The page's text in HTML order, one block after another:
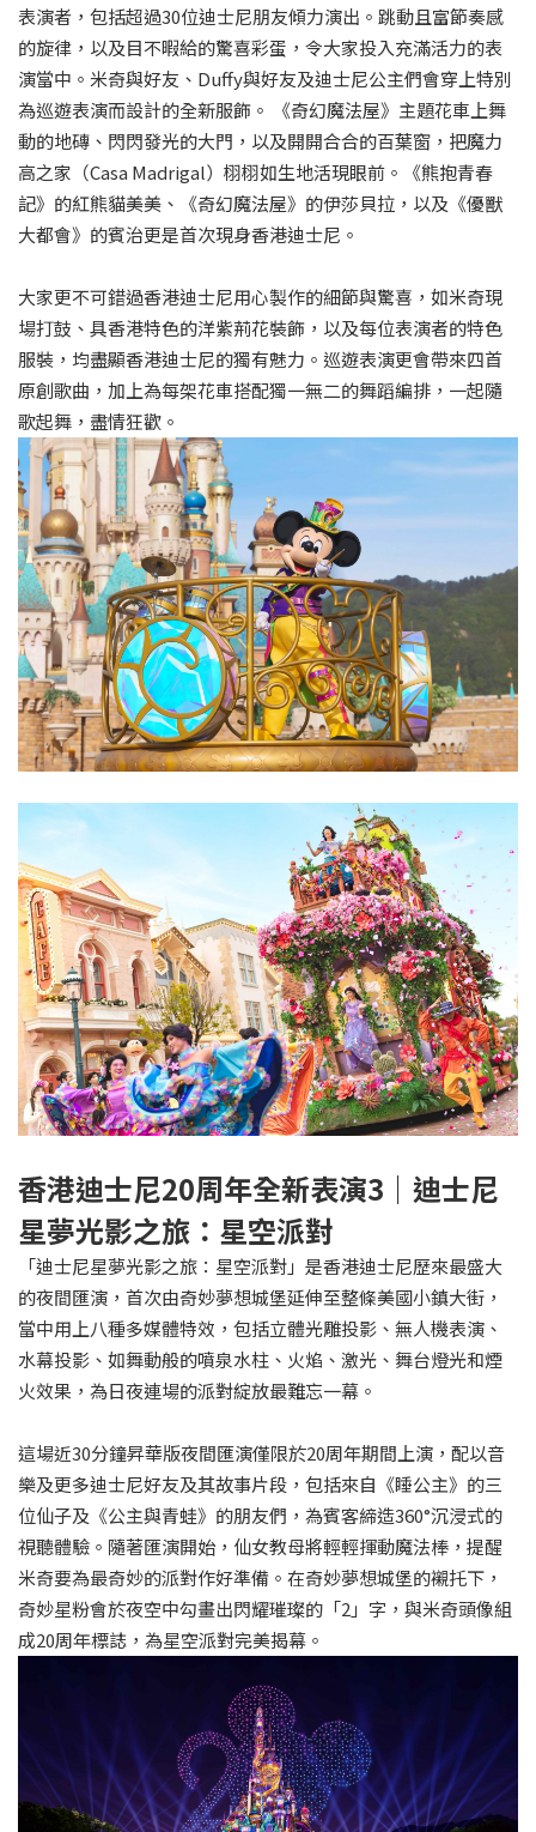
表演者，包括超過30位迪士尼朋友傾力演出。跳動且富節奏感
的旋律，以及目不暇給的驚喜彩蛋，令大家投入充滿活力的表
演當中。米奇與好友、Duffy與好友及迪士尼公主們會穿上特別
為巡遊表演而設計的全新服飾。 《奇幻魔法屋》主題花車上舞
動的地磚、閃閃發光的大門，以及開開合合的百葉窗，把魔力
高之家（Casa Madrigal）栩栩如生地活現眼前。《熊抱青春
記》的紅熊貓美美、《奇幻魔法屋》的伊莎貝拉，以及《優獸
大都會》的賓治更是首次現身香港迪士尼。
大家更不可錯過香港迪士尼用心製作的細節與驚喜，如米奇現
場打鼓、具香港特色的洋紫荊花裝飾，以及每位表演者的特色
服裝，均盡顯香港迪士尼的獨有魅力。巡遊表演更會帶來四首
原創歌曲，加上為每架花車搭配獨一無二的舞蹈編排，一起隨
歌起舞，盡情狂歡。
香港迪士尼20周年全新表演3｜迪士尼
星夢光影之旅：星空派對
「迪士尼星夢光影之旅：星空派對」是香港迪士尼歷來最盛大
的夜間匯演，首次由奇妙夢想城堡延伸至整條美國小鎮大街，
當中用上八種多媒體特效，包括立體光雕投影、無人機表演、
水幕投影、如舞動般的噴泉水柱、火焰、激光、舞台燈光和煙
火效果，為日夜連場的派對綻放最難忘一幕。
這場近30分鐘昇華版夜間匯演僅限於20周年期間上演，配以音
樂及更多迪士尼好友及其故事片段，包括來自《睡公主》的三
位仙子及《公主與青蛙》的朋友們，為賓客締造360°沉浸式的
視聽體驗。隨著匯演開始，仙女教母將輕輕揮動魔法棒，提醒
米奇要為最奇妙的派對作好準備。在奇妙夢想城堡的襯托下，
奇妙星粉會於夜空中勾畫出閃耀璀璨的「2」字，與米奇頭像組
成20周年標誌，為星空派對完美揭幕。